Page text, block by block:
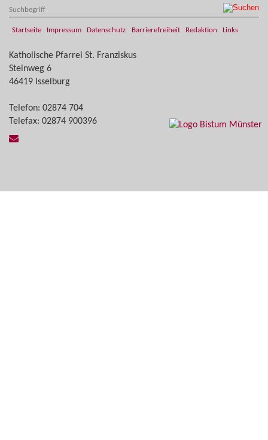
Startseite Impressum Datenschutz Barrierefreiheit Redaktion Links
​​​​Katholische Pfarrei St. Franziskus
Steinweg 6
46419 Isselburg
Telefon: 02874 704
Telefax: 02874 900396​​​​